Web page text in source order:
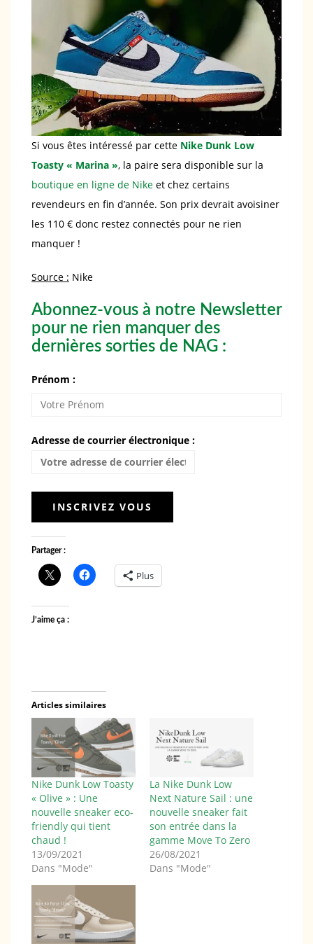
Si vous êtes intéressé par cette Nike Dunk Low
Toasty « Marina », la paire sera disponible sur la
boutique en ligne de Nike et chez certains
revendeurs en fin d’année. Son prix devrait avoisiner
les 110 € donc restez connectés pour ne rien
manquer !
Source : Nike
Abonnez-vous à notre Newsletter
pour ne rien manquer des
dernières sorties de NAG :
Prénom :
Adresse de courrier électronique :
Partager :
Plus
J’aime ça :
Articles similaires
Nike Dunk Low Toasty
« Olive » : Une
nouvelle sneaker eco-
friendly qui tient
chaud !
13/09/2021
Dans "Mode"
La Nike Dunk Low
Next Nature Sail : une
nouvelle sneaker fait
son entrée dans la
gamme Move To Zero
26/08/2021
Dans "Mode"